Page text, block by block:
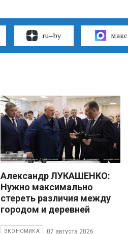
ru–by макс
Александр ЛУКАШЕНКО:
Нужно максимально
стереть различия между
городом и деревней
ЭКОНОМИКА 07 августа 2026